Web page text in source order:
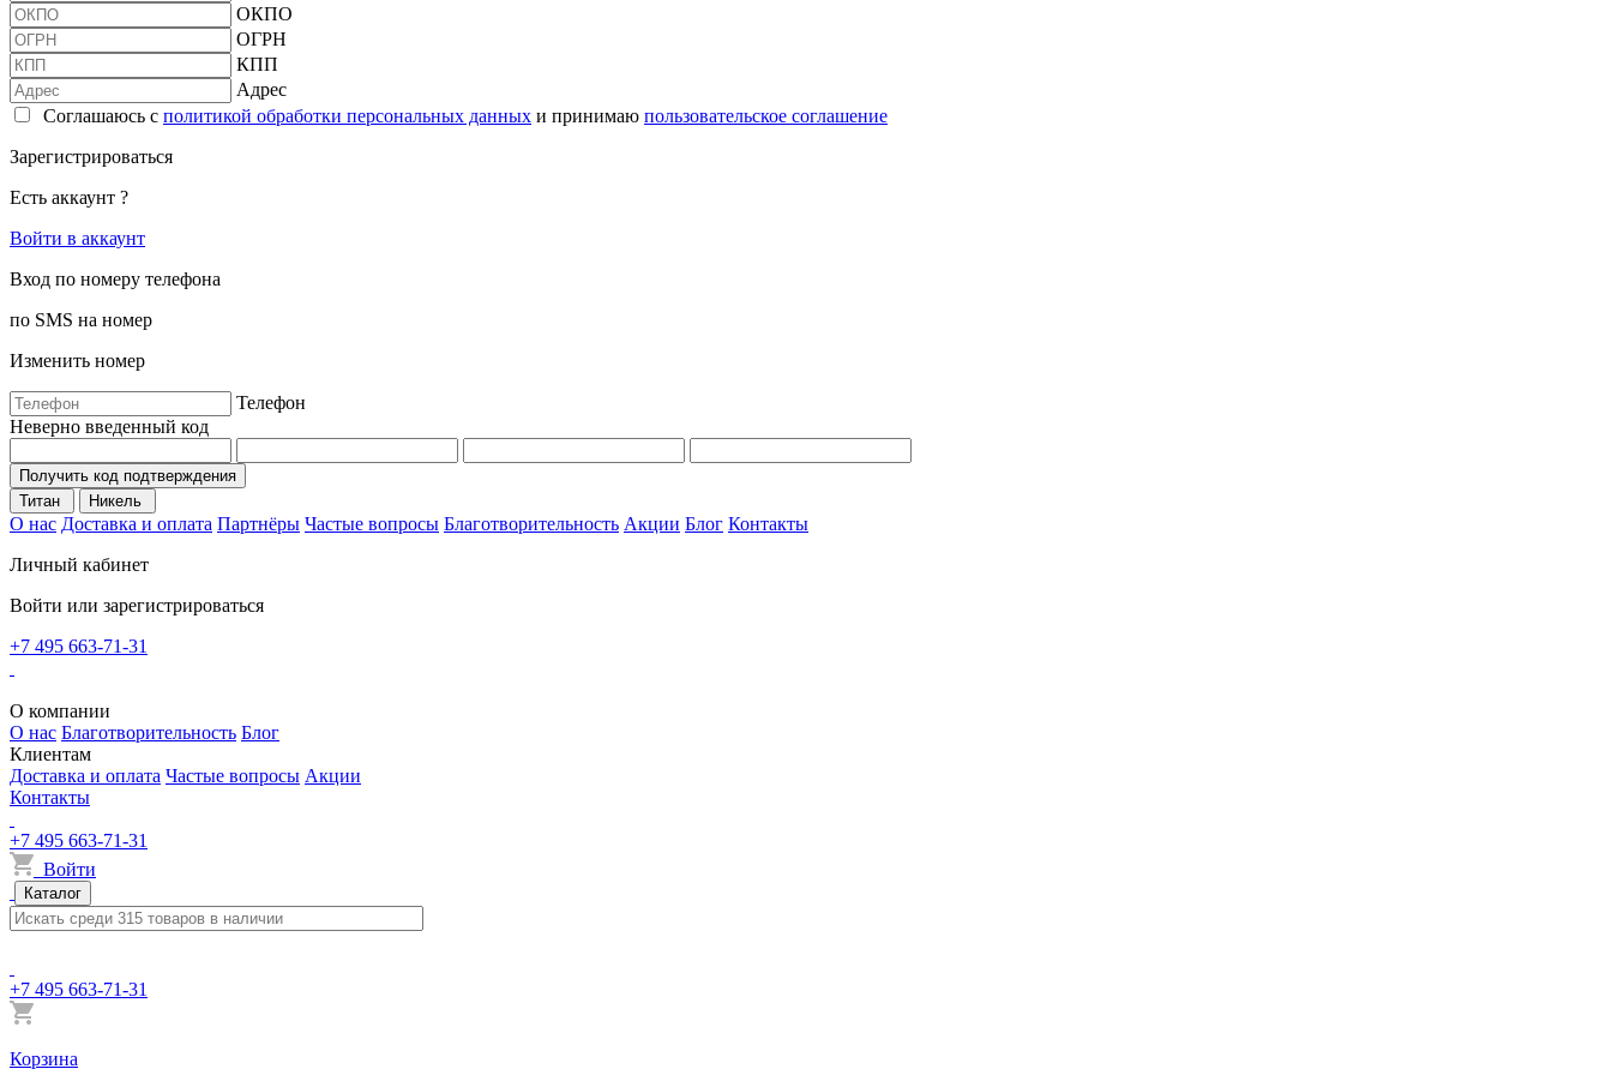
ОКПО
ОГРН
КПП
Адрес
Соглашаюсь с политикой обработки персональных данных и принимаю пользовательское соглашение
Зарегистрироваться
Есть аккаунт ?
Войти в аккаунт
Вход по номеру телефона
по SMS на номер
Изменить номер
Телефон
Неверно введенный код
Получить код подтверждения
Титан
Никель
О нас Доставка и оплата Партнёры Частые вопросы Благотворительность Акции Блог Контакты
Личный кабинет
Войти или зарегистрироваться
+7 495 663-71-31
О компании
О нас Благотворительность Блог
Клиентам
Доставка и оплата Частые вопросы Акции
Контакты
+7 495 663-71-31
Войти
Каталог
+7 495 663-71-31
Корзина